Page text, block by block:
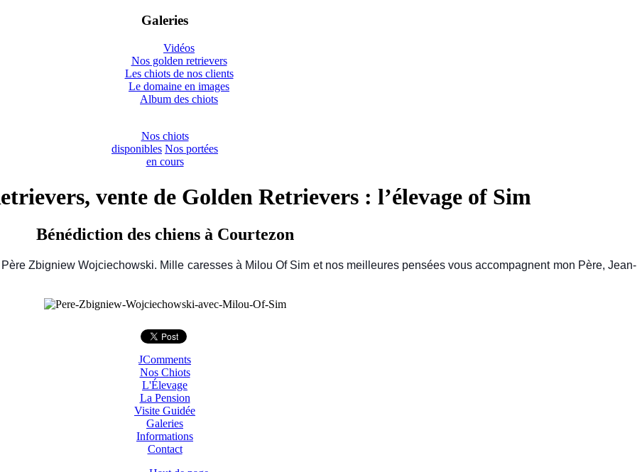
Galeries
Vidéos
Nos golden retrievers
Les chiots de nos clients
Le domaine en images
Album des chiots
Nos chiots
disponibles Nos portées
en cours
vente de Golden Retrievers : l’élevage of Sim
Bénédiction des chiens à Courtezon
Zbigniew Wojciechowski. Mille caresses à Milou Of Sim et nos meilleures pensées vous accompagnent mon Père, Jean-
JComments
Nos Chiots
L'Élevage
La Pension
Visite Guidée
Galeries
Informations
Contact